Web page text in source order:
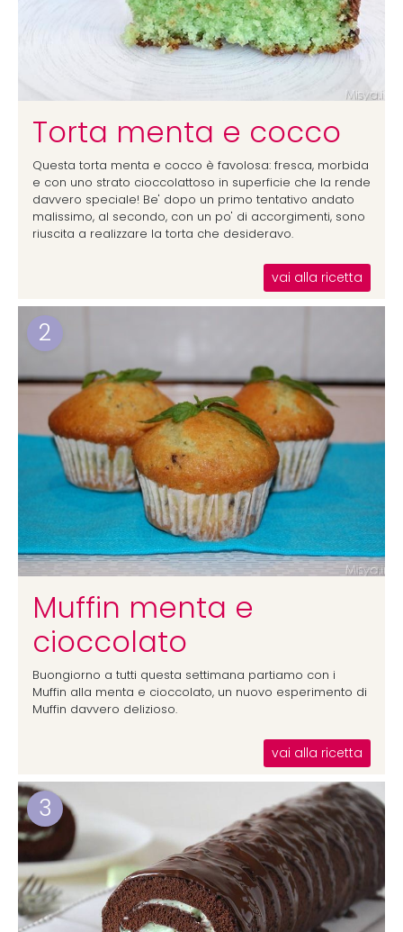
Torta menta e cocco
Questa torta menta e cocco è favolosa: fresca, morbida
e con uno strato cioccolattoso in superficie che la rende
davvero speciale! Be' dopo un primo tentativo andato
malissimo, al secondo, con un po' di accorgimenti, sono
riuscita a realizzare la torta che desideravo.
vai alla ricetta
2
Muffin menta e
cioccolato
Buongiorno a tutti questa settimana partiamo con i
Muffin alla menta e cioccolato, un nuovo esperimento di
Muffin davvero delizioso.
vai alla ricetta
3